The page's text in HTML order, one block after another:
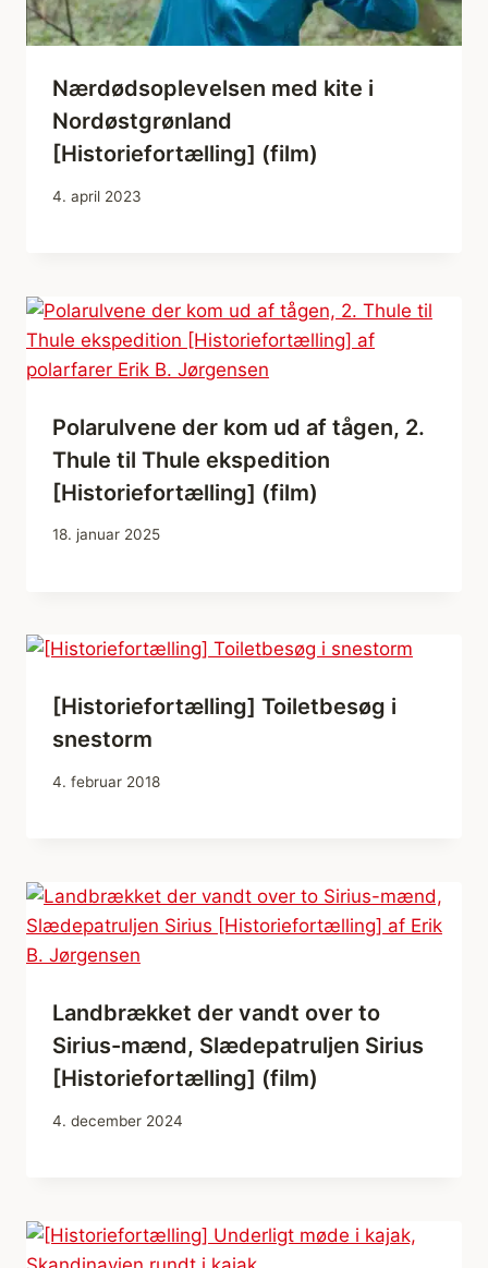
Nærdødsoplevelsen med kite i
Nordøstgrønland
[Historiefortælling] (film)
4. april 2023
Polarulvene der kom ud af tågen, 2.
Thule til Thule ekspedition
[Historiefortælling] (film)
18. januar 2025
[Historiefortælling] Toiletbesøg i
snestorm
4. februar 2018
Landbrækket der vandt over to
Sirius-mænd, Slædepatruljen Sirius
[Historiefortælling] (film)
4. december 2024